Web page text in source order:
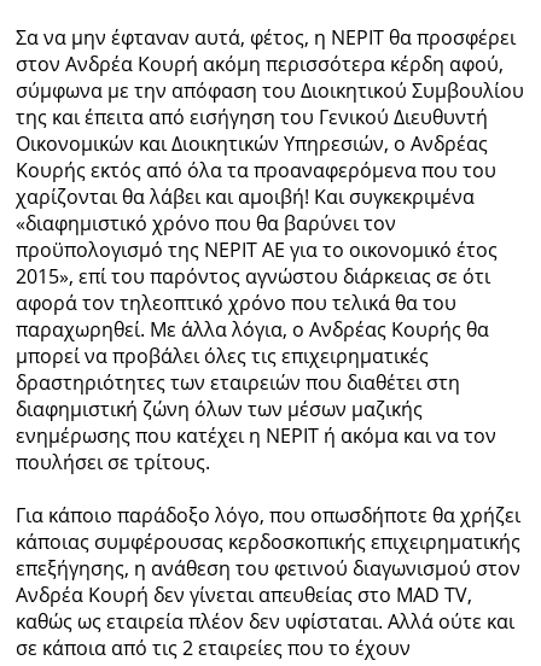
Σα να μην έφταναν αυτά, φέτος, η ΝΕΡΙΤ θα προσφέρει
στον Ανδρέα Κουρή ακόμη περισσότερα κέρδη αφού,
σύμφωνα με την απόφαση του Διοικητικού Συμβουλίου
της και έπειτα από εισήγηση του Γενικού Διευθυντή
Οικονομικών και Διοικητικών Υπηρεσιών, ο Ανδρέας
Κουρής εκτός από όλα τα προαναφερόμενα που του
χαρίζονται θα λάβει και αμοιβή! Και συγκεκριμένα
«διαφημιστικό χρόνο που θα βαρύνει τον
προϋπολογισμό της ΝΕΡΙΤ ΑΕ για το οικονομικό έτος
2015», επί του παρόντος αγνώστου διάρκειας σε ότι
αφορά τον τηλεοπτικό χρόνο που τελικά θα του
παραχωρηθεί. Με άλλα λόγια, ο Ανδρέας Κουρής θα
μπορεί να προβάλει όλες τις επιχειρηματικές
δραστηριότητες των εταιρειών που διαθέτει στη
διαφημιστική ζώνη όλων των μέσων μαζικής
ενημέρωσης που κατέχει η ΝΕΡΙΤ ή ακόμα και να τον
πουλήσει σε τρίτους.
Για κάποιο παράδοξο λόγο, που οπωσδήποτε θα χρήζει
κάποιας συμφέρουσας κερδοσκοπικής επιχειρηματικής
επεξήγησης, η ανάθεση του φετινού διαγωνισμού στον
Ανδρέα Κουρή δεν γίνεται απευθείας στο MAD TV,
καθώς ως εταιρεία πλέον δεν υφίσταται. Αλλά ούτε και
σε κάποια από τις 2 εταιρείες που το έχουν